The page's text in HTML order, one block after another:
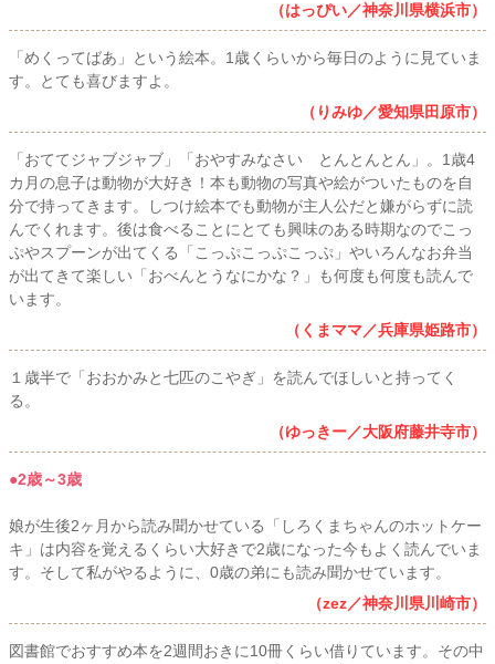
（はっぴい／神奈川県横浜市）
「めくってばあ」という絵本。1歳くらいから毎日のように見ていま
す。とても喜びますよ。
（りみゆ／愛知県田原市）
「おててジャブジャブ」「おやすみなさい とんとんとん」。1歳4
カ月の息子は動物が大好き！本も動物の写真や絵がついたものを自
分で持ってきます。しつけ絵本でも動物が主人公だと嫌がらずに読
んでくれます。後は食べることにとても興味のある時期なのでこっ
ぷやスプーンが出てくる「こっぷこっぷこっぷ」やいろんなお弁当
が出てきて楽しい「おべんとうなにかな？」も何度も何度も読んで
います。
（くまママ／兵庫県姫路市）
１歳半で「おおかみと七匹のこやぎ」を読んでほしいと持ってく
る。
（ゆっきー／大阪府藤井寺市）
●2歳～3歳
娘が生後2ヶ月から読み聞かせている「しろくまちゃんのホットケー
キ」は内容を覚えるくらい大好きで2歳になった今もよく読んでいま
す。そして私がやるように、0歳の弟にも読み聞かせています。
（zez／神奈川県川崎市）
図書館でおすすめ本を2週間おきに10冊くらい借りています。その中